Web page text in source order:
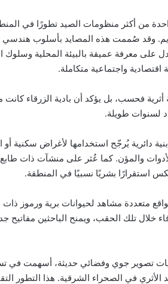
من أكثر منظومات الصيد تطورًا في
وقد صُممت هذه المصايد بأسلوب هندسي
على معرفة عميقة بالبيئة المحلية وسلوك
واجتماعية متكاملة.
أثرية فحسب، بل يؤكد أن بادية الزرقاء
لسنوات طويلة.
دائرية يُرجّح استخدامها لأغراض سكنية
والمؤن. كما عُثر على منشآت ذات
استقرارًا بشريًا نسبيًا في المنطقة.
متعددة مشاهد لحيوانات برية ورموز ذات
خلال تلك الحقب، ويمنح الباحثين مفاتيح
تصوير جوي وفضائي حديثة، أسهمت في
في الصحراء الشرقية. هذا التطور